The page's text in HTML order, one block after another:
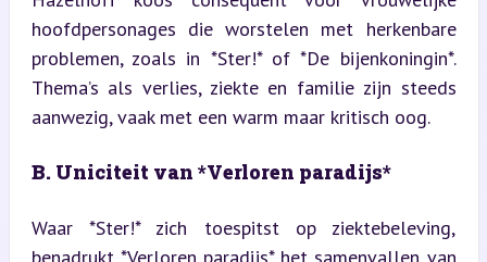
hoofdpersonages die worstelen met herkenbare
problemen, zoals in *Ster!* of *De bijenkoningin*.
Thema’s als verlies, ziekte en familie zijn steeds
aanwezig, vaak met een warm maar kritisch oog.
B. Uniciteit van *Verloren paradijs*
Waar *Ster!* zich toespitst op ziektebeleving,